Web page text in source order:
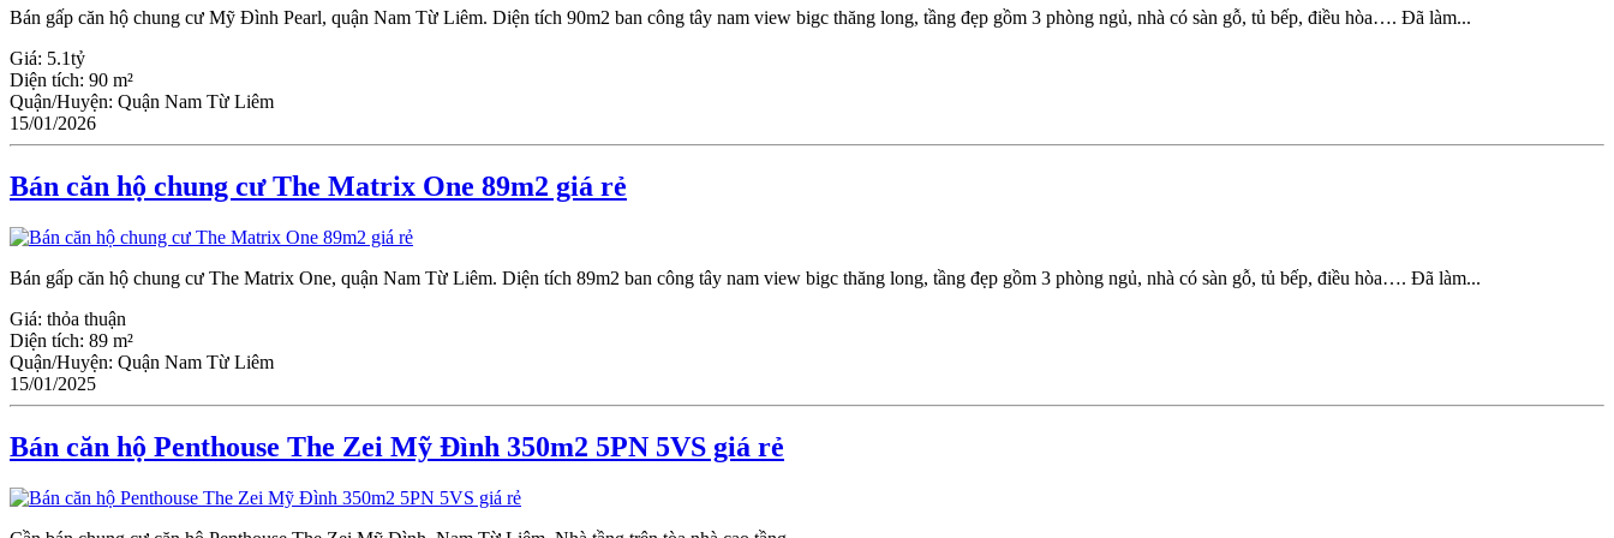
Bán gấp căn hộ chung cư Mỹ Đình Pearl, quận Nam Từ Liêm. Diện tích 90m2 ban công tây nam view bigc thăng long, tầng đẹp gồm 3 phòng ngủ, nhà có sàn gỗ, tủ bếp, điều hòa…. Đã làm...
Giá: 5.1tỷ
Diện tích: 90 m²
Quận/Huyện: Quận Nam Từ Liêm
15/01/2026
Bán căn hộ chung cư The Matrix One 89m2 giá rẻ
Bán gấp căn hộ chung cư The Matrix One, quận Nam Từ Liêm. Diện tích 89m2 ban công tây nam view bigc thăng long, tầng đẹp gồm 3 phòng ngủ, nhà có sàn gỗ, tủ bếp, điều hòa…. Đã làm...
Giá: thỏa thuận
Diện tích: 89 m²
Quận/Huyện: Quận Nam Từ Liêm
15/01/2025
Bán căn hộ Penthouse The Zei Mỹ Đình 350m2 5PN 5VS giá rẻ